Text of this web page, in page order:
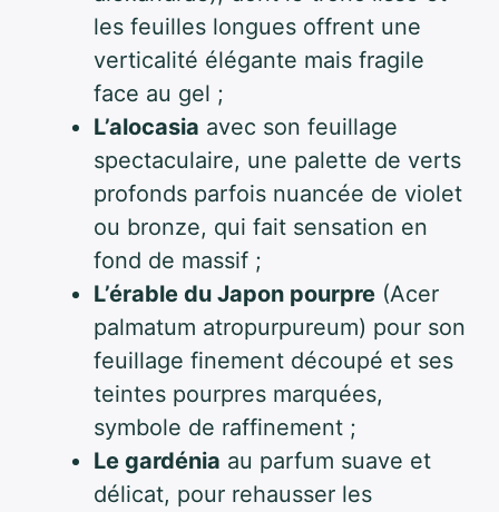
les feuilles longues offrent une
verticalité élégante mais fragile
face au gel ;
L’alocasia avec son feuillage
spectaculaire, une palette de verts
profonds parfois nuancée de violet
ou bronze, qui fait sensation en
fond de massif ;
L’érable du Japon pourpre (Acer
palmatum atropurpureum) pour son
feuillage finement découpé et ses
teintes pourpres marquées,
symbole de raffinement ;
Le gardénia au parfum suave et
délicat, pour rehausser les